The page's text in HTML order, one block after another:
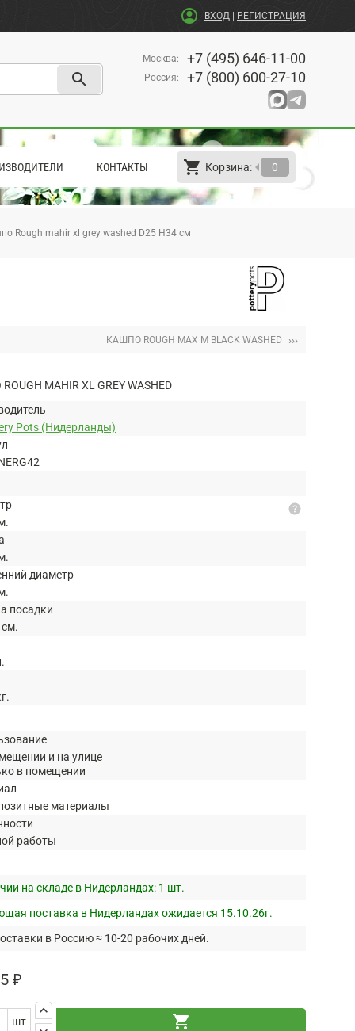
account_circle ВХОД РЕГИСТРАЦИЯ
search
Москва: +7 (495) 646-11-00
Россия: +7 (800) 600-27-10
КОНТАКТЫ shopping_cart Корзина: 0
arrow_left
Rough mahir xl grey washed D25 H34 см
КАШПО ROUGH MAX M BLACK WASHED ›››
MAHIR XL GREY WASHED
Pots (Нидерланды)
диаметр
посадки
help
и на улице
в помещении
материалы
работы
на складе в Нидерландах: 1 шт.
поставка в Нидерландах ожидается 15.10.26г.
в Россию ≈ 10-20 рабочих дней.
₽
шт
keyboard_arrow_up
shopping_cart